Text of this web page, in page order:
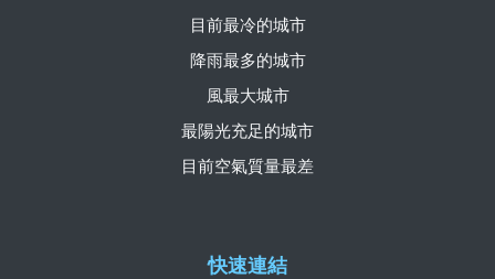
快速連結
目前最冷的城市
降雨最多的城市
風最大城市
最陽光充足的城市
目前空氣質量最差